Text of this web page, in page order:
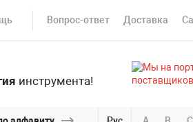
Вопрос-ответ Доставка
инструмента!